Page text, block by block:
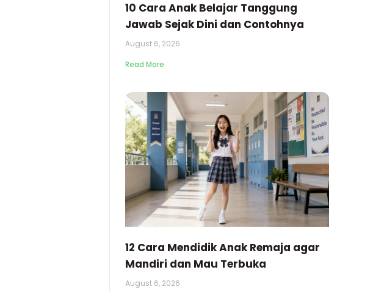
10 Cara Anak Belajar Tanggung
Jawab Sejak Dini dan Contohnya
August 6, 2026
Read More
12 Cara Mendidik Anak Remaja agar
Mandiri dan Mau Terbuka
August 6, 2026